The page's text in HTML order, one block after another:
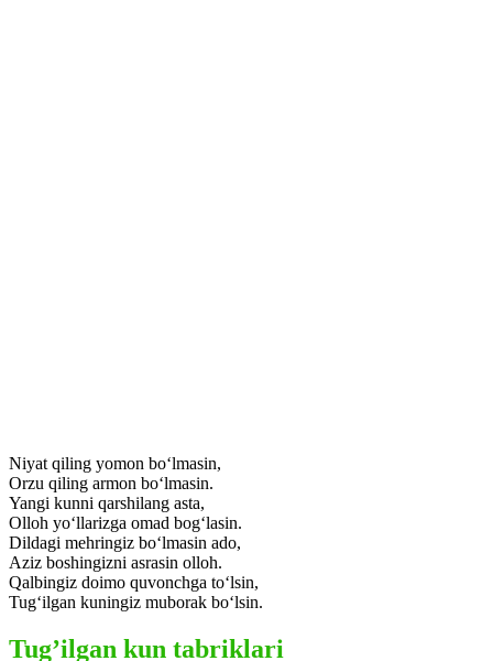
Niyat qiling yomon bo‘lmasin,
Orzu qiling armon bo‘lmasin.
Yangi kunni qarshilang asta,
Olloh yo‘llarizga omad bog‘lasin.
Dildagi mehringiz bo‘lmasin ado,
Aziz boshingizni asrasin olloh.
Qalbingiz doimo quvonchga to‘lsin,
Tug‘ilgan kuningiz muborak bo‘lsin.
Tug’ilgan kun tabriklari